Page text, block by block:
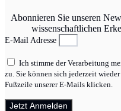
Abonnieren Sie unseren
wissenschaftlichen
E-Mail Adresse
Ich stimme der Verarbeitung
zu. Sie können sich jederzeit
Fußzeile unserer E-Mails klicken.
Jetzt Anmelden